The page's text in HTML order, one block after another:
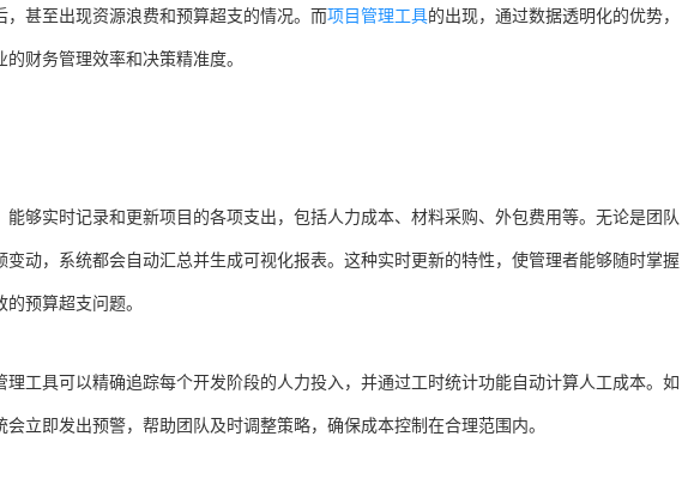
甚至出现资源浪费和预算超支的情况。而项目管理工具的出现，通过数据透明化的优势，
财务管理效率和决策精准度。
够实时记录和更新项目的各项支出，包括人力成本、材料采购、外包费用等。无论是团队
动，系统都会自动汇总并生成可视化报表。这种实时更新的特性，使管理者能够随时掌握
预算超支问题。
工具可以精确追踪每个开发阶段的人力投入，并通过工时统计功能自动计算人工成本。如
立即发出预警，帮助团队及时调整策略，确保成本控制在合理范围内。